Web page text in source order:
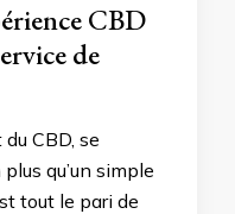
CBD
de
CBD, se
qu’un simple
tout le pari de